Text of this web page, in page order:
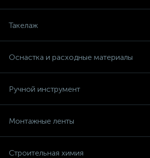
Такелаж
Оснастка и расходные материалы
Ручной инструмент
Монтажные ленты
Строительная химия